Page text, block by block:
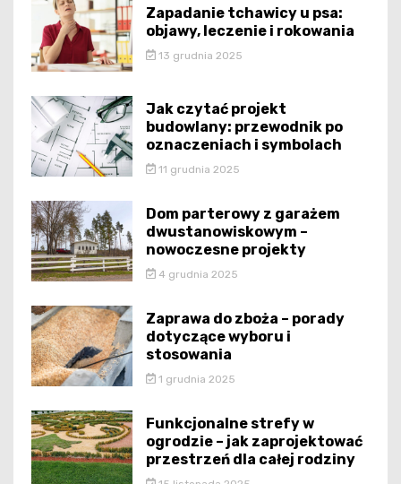
Zapadanie tchawicy u psa:
objawy, leczenie i rokowania
13 grudnia 2025
Jak czytać projekt
budowlany: przewodnik po
oznaczeniach i symbolach
11 grudnia 2025
Dom parterowy z garażem
dwustanowiskowym –
nowoczesne projekty
4 grudnia 2025
Zaprawa do zboża – porady
dotyczące wyboru i
stosowania
1 grudnia 2025
Funkcjonalne strefy w
ogrodzie – jak zaprojektować
przestrzeń dla całej rodziny